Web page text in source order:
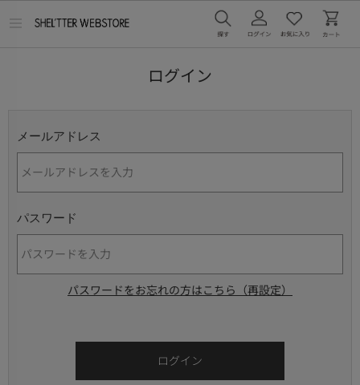
ログイン
メールアドレス
パスワード
パスワードをお忘れの方はこちら（再設定）